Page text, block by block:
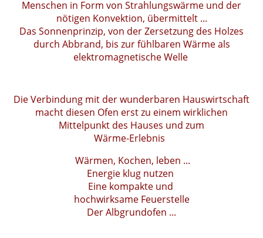
Menschen in Form von Strahlungswärme und der
nötigen Konvektion, übermittelt ...
Das Sonnenprinzip, von der Zersetzung des Holzes
durch Abbrand, bis zur fühlbaren Wärme als
elektromagnetische Welle
Die Verbindung mit der wunderbaren Hauswirtschaft
macht diesen Ofen erst zu einem wirklichen
Mittelpunkt des Hauses und zum
Wärme-Erlebnis
Wärmen, Kochen, leben ...
Energie klug nutzen
Eine kompakte und
hochwirksame Feuerstelle
Der Albgrundofen ...